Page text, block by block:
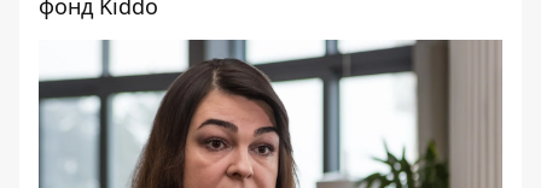
фонд Kiddo